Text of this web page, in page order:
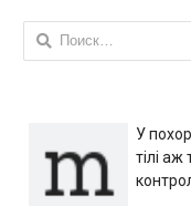
Найти:
У
тілі